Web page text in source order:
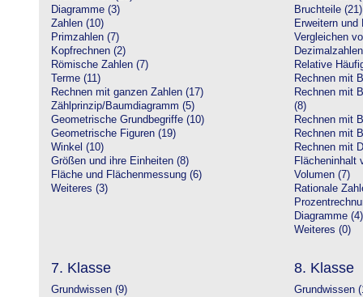
Diagramme (3)
Zahlen (10)
Primzahlen (7)
Kopfrechnen (2)
Römische Zahlen (7)
Terme (11)
Rechnen mit ganzen Zahlen (17)
Zählprinzip/Baumdiagramm (5)
Geometrische Grundbegriffe (10)
Geometrische Figuren (19)
Winkel (10)
Größen und ihre Einheiten (8)
Fläche und Flächenmessung (6)
Weiteres (3)
Bruchteile (21)
Erweitern und
Vergleichen
Relative
Rechnen mit
Rechnen mit
(8)
Rechnen mit
Rechnen mit
Rechnen mit
Flächeninhalt
Volumen (7)
Rationale
Diagramme (4)
Weiteres (0)
7. Klasse
Grundwissen (9)
8. Klasse
Grundwissen